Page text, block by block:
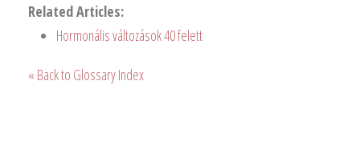
Related Articles:
Hormonális változások 40 felett
« Back to Glossary Index